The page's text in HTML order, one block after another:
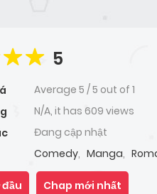
5
Average 5 /5 out of 1
N/A, it has 609 views
Đang cập nhật
Comedy, Manga,
Chap mới nhất